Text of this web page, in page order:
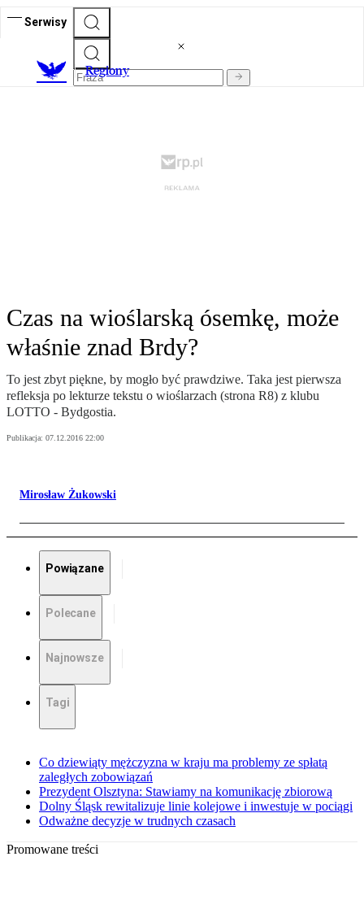
Serwisy
Regiony
Czas na wioślarską ósemkę, może
właśnie znad Brdy?
To jest zbyt piękne, by mogło być prawdziwe. Taka jest pierwsza
refleksja po lekturze tekstu o wioślarzach (strona R8) z klubu
LOTTO - Bydgostia.
Publikacja: 07.12.2016 22:00
Mirosław Żukowski
Powiązane
Polecane
Najnowsze
Tagi
Co dziewiąty mężczyzna w kraju ma problemy ze spłatą
zaległych zobowiązań
Prezydent Olsztyna: Stawiamy na komunikację zbiorową
Dolny Śląsk rewitalizuje linie kolejowe i inwestuje w pociągi
Odważne decyzje w trudnych czasach
Promowane treści